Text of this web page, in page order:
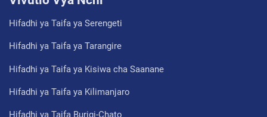
Hifadhi ya Taifa ya Serengeti
Hifadhi ya Taifa ya Tarangire
Hifadhi ya Taifa ya Kisiwa cha Saanane
Hifadhi ya Taifa ya Kilimanjaro